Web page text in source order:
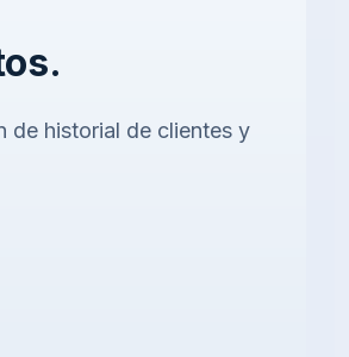
de historial de clientes y